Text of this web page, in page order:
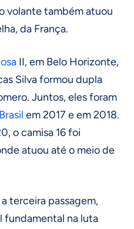
volante também atuou
da França.
II, em Belo Horizonte,
Silva formou dupla
Juntos, eles foram
em 2017 e em 2018.
o camisa 16 foi
atuou até o meio de
terceira passagem,
fundamental na luta